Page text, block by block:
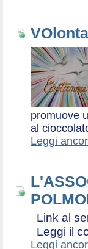
promuove
al
Leggi
Link al
Leggi il
Leggi